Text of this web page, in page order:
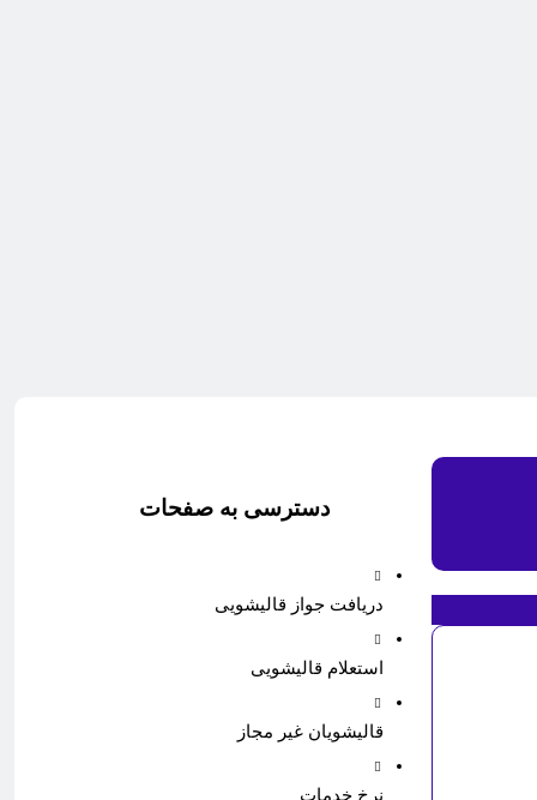
دسترسی به صفحات
دریافت جواز قالیشویی
استعلام قالیشویی
قالیشویان غیر مجاز
نرخ خدمات